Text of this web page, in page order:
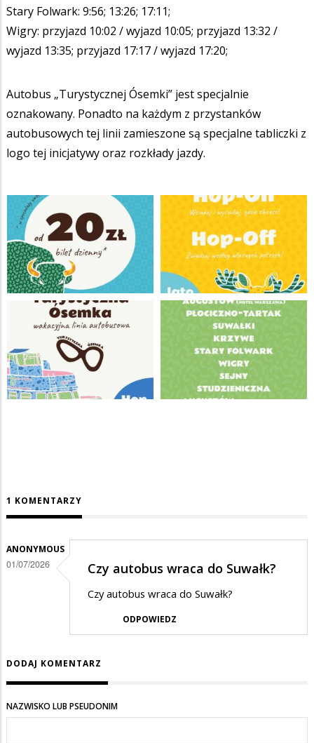
Stary Folwark: 9:56; 13:26; 17:11;
Wigry: przyjazd 10:02 / wyjazd 10:05; przyjazd 13:32 /
wyjazd 13:35; przyjazd 17:17 / wyjazd 17:20;
Autobus „Turystycznej Ósemki” jest specjalnie
oznakowany. Ponadto na każdym z przystanków
autobusowych tej linii zamieszone są specjalne tabliczki z
logo tej inicjatywy oraz rozkłady jazdy.
1 KOMENTARZY
ANONYMOUS
01/07/2026 Czy autobus wraca do Suwałk?
Czy autobus wraca do Suwałk?
ODPOWIEDZ
DODAJ KOMENTARZ
NAZWISKO LUB PSEUDONIM